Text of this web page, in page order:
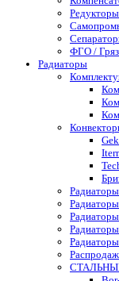
ФГО /
Радиаторы